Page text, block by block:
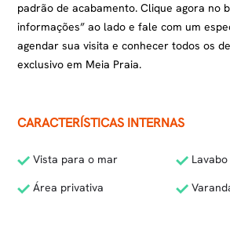
padrão de acabamento. Clique agora no
informações” ao lado e fale com um
agendar sua visita e conhecer todos os
exclusivo em Meia Praia.
CARACTERÍSTICAS INTERNAS
Vista para o mar
Lavabo
Área privativa